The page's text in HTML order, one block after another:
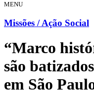
MENU
Missões / Ação Social
“Marco
são
em São